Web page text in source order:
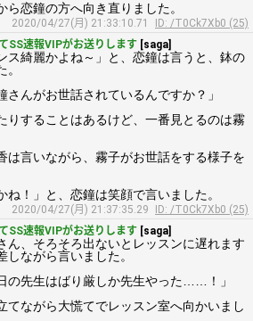
恋鐘の方へ向き直りました。
2020/04/27(月) 21:33:10.71
ID: /T0Ck7Xb0 (25)
SS速報VIPがお送りします [saga]
ス綺麗かよね～」と、恋鐘は言うと、鉢の
さんがお世話されているんですか？」
りすることはあるけど、一番見とるのは霧
言いながら、霧子がお世話をする様子を
ね！」と、恋鐘は笑顔で言いました。
2020/04/27(月) 21:37:35.29
ID: /T0Ck7Xb0 (25)
SS速報VIPがお送りします [saga]
ん、そろそろ出ないとレッスンに遅れます
ながら言いました。
の先生はばり厳しか先生やった……！」
てながら大慌てでレッスン室へ向かいまし